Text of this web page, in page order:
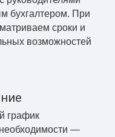
бухгалтером. При
сроки и
возможностей
график
—